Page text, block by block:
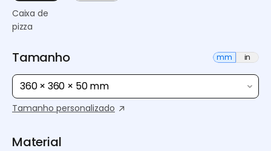
Caixa de
pizza
Tamanho mm in
360 × 360 × 50 mm
Tamanho personalizado
Material